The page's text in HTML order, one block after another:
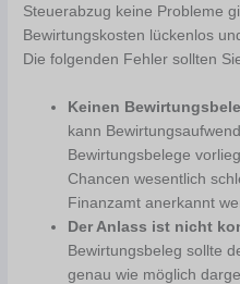
Steuerabzug keine Probleme
Bewirtungskosten lückenlos
Die folgenden Fehler sollten
Keinen
kann
Bewirtungsbelege
Chancen wesentlich
Finanzamt anerkannt
Der Anlass ist nicht
Bewirtungsbeleg sollte
genau wie möglich